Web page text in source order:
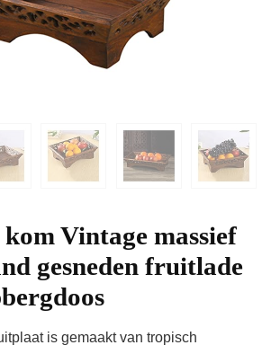
Vintage massief
gesneden fruitlade
is gemaakt van tropisch